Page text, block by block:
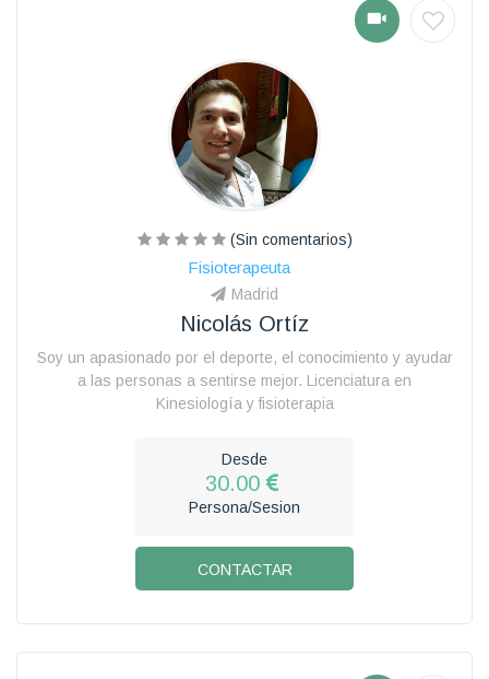
(Sin comentarios)
Fisioterapeuta
Madrid
Nicolás Ortíz
Soy un apasionado por el deporte, el conocimiento y ayudar
a las personas a sentirse mejor. Licenciatura en
Kinesiología y fisioterapia
Desde
30.00
Persona/Sesion
CONTACTAR